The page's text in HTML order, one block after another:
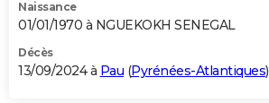
Naissance
01/01/1970 à NGUEKOKH SENEGAL
Décès
13/09/2024 à Pau (Pyrénées-Atlantiques)